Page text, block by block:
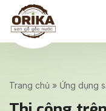
Trang chủ » Ứng dụng